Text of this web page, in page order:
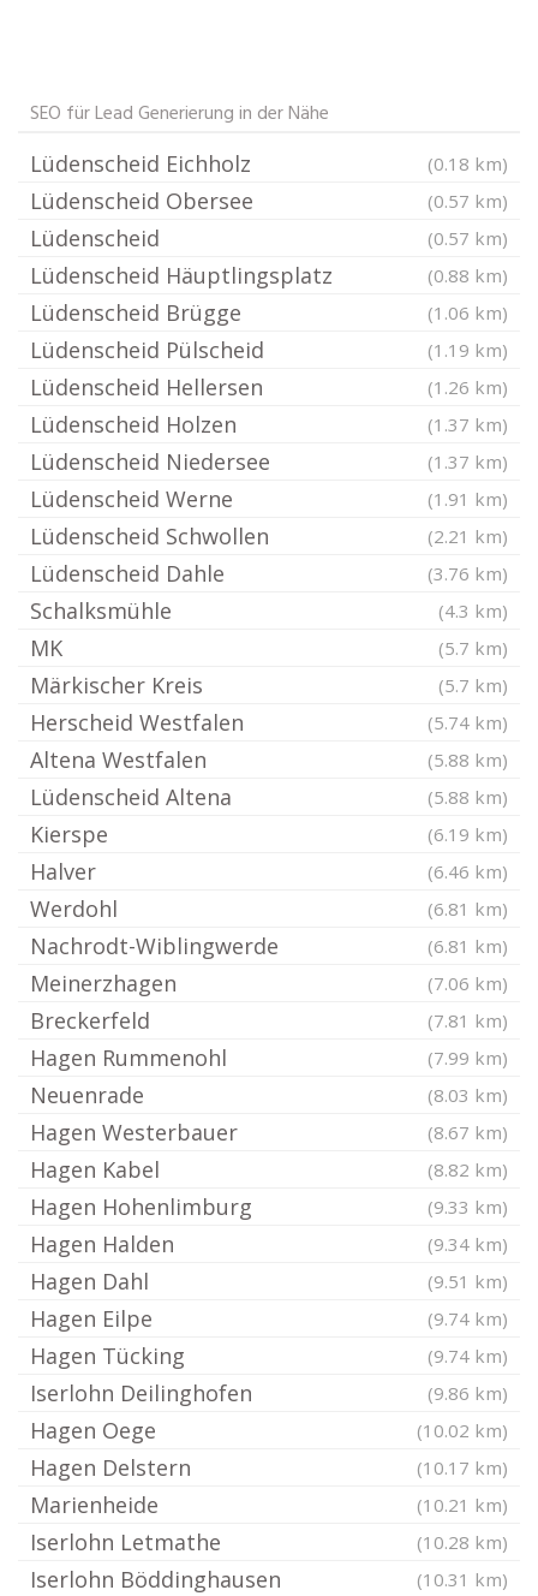
SEO für Lead Generierung in der Nähe
Lüdenscheid Eichholz (0.18 km)
Lüdenscheid Obersee (0.57 km)
Lüdenscheid (0.57 km)
Lüdenscheid Häuptlingsplatz (0.88 km)
Lüdenscheid Brügge (1.06 km)
Lüdenscheid Pülscheid (1.19 km)
Lüdenscheid Hellersen (1.26 km)
Lüdenscheid Holzen (1.37 km)
Lüdenscheid Niedersee (1.37 km)
Lüdenscheid Werne (1.91 km)
Lüdenscheid Schwollen (2.21 km)
Lüdenscheid Dahle (3.76 km)
Schalksmühle (4.3 km)
MK (5.7 km)
Märkischer Kreis (5.7 km)
Herscheid Westfalen (5.74 km)
Altena Westfalen (5.88 km)
Lüdenscheid Altena (5.88 km)
Kierspe (6.19 km)
Halver (6.46 km)
Werdohl (6.81 km)
Nachrodt-Wiblingwerde (6.81 km)
Meinerzhagen (7.06 km)
Breckerfeld (7.81 km)
Hagen Rummenohl (7.99 km)
Neuenrade (8.03 km)
Hagen Westerbauer (8.67 km)
Hagen Kabel (8.82 km)
Hagen Hohenlimburg (9.33 km)
Hagen Halden (9.34 km)
Hagen Dahl (9.51 km)
Hagen Eilpe (9.74 km)
Hagen Tücking (9.74 km)
Iserlohn Deilinghofen (9.86 km)
Hagen Oege (10.02 km)
Hagen Delstern (10.17 km)
Marienheide (10.21 km)
Iserlohn Letmathe (10.28 km)
Iserlohn Böddinghausen (10.31 km)